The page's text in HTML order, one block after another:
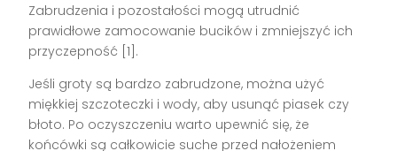
Zabrudzenia i pozostałości mogą utrudnić
prawidłowe zamocowanie bucików i zmniejszyć ich
przyczepność [1].
Jeśli groty są bardzo zabrudzone, można użyć
miękkiej szczoteczki i wody, aby usunąć piasek czy
błoto. Po oczyszczeniu warto upewnić się, że
końcówki są całkowicie suche przed nałożeniem